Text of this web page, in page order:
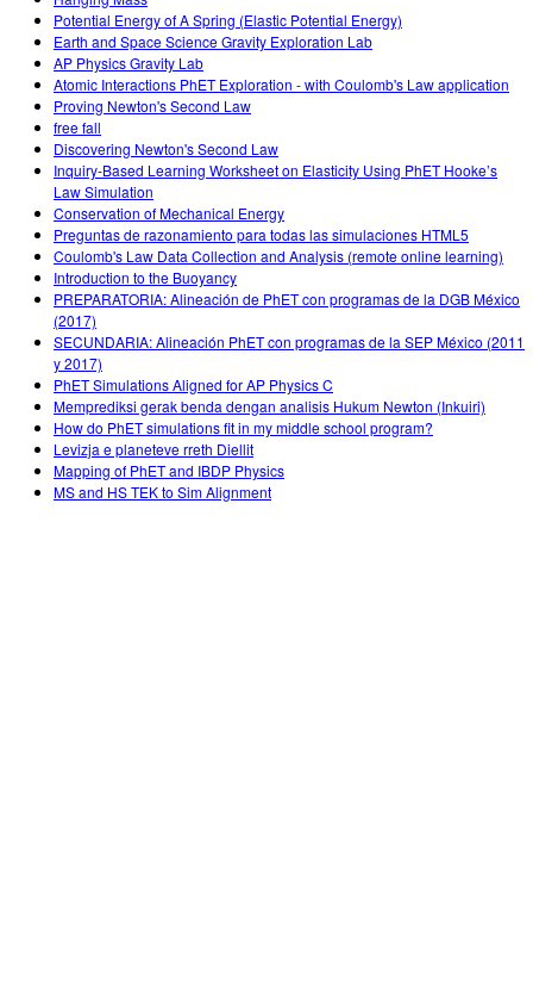
Potential Energy of A Spring (Elastic Potential Energy)
Earth and Space Science Gravity Exploration Lab
AP Physics Gravity Lab
Atomic Interactions PhET Exploration - with Coulomb's Law application
Proving Newton's Second Law
free fall
Discovering Newton's Second Law
Inquiry-Based Learning Worksheet on Elasticity Using PhET Hooke’s
Law Simulation
Conservation of Mechanical Energy
Preguntas de razonamiento para todas las simulaciones HTML5
Coulomb's Law Data Collection and Analysis (remote online learning)
Introduction to the Buoyancy
PREPARATORIA: Alineación de PhET con programas de la DGB México
(2017)
SECUNDARIA: Alineación PhET con programas de la SEP México (2011
y 2017)
PhET Simulations Aligned for AP Physics C
Memprediksi gerak benda dengan analisis Hukum Newton (Inkuiri)
How do PhET simulations fit in my middle school program?
Levizja e planeteve rreth Diellit
Mapping of PhET and IBDP Physics
MS and HS TEK to Sim Alignment